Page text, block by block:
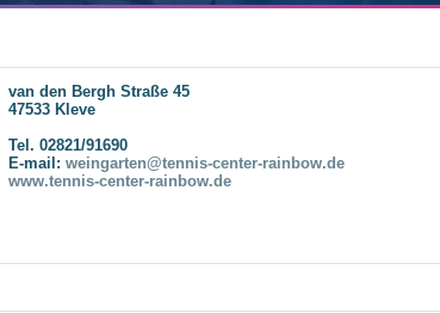
van den Bergh Straße 45
47533 Kleve
Tel. 02821/91690
E-mail: weingarten@tennis-center-rainbow.de
www.tennis-center-rainbow.de
erstellen